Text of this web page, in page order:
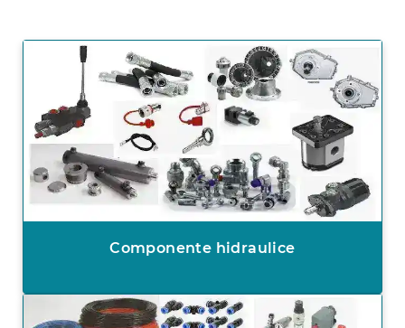
Componente hidraulice